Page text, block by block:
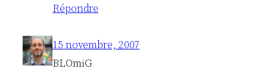
Répondre
15 novembre, 2007
BLOmiG